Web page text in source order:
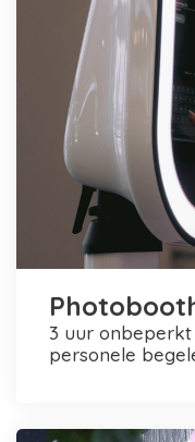
3 uur onbeperkt foto's maken en printen +
personele